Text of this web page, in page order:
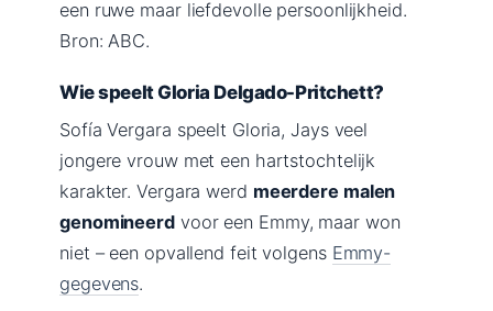
een ruwe maar liefdevolle persoonlijkheid.
Bron: ABC.
Wie speelt Gloria Delgado-Pritchett?
Sofía Vergara speelt Gloria, Jays veel
jongere vrouw met een hartstochtelijk
karakter. Vergara werd meerdere malen
genomineerdvoor een Emmy, maar won
niet – een opvallend feit volgens Emmy-
gegevens.